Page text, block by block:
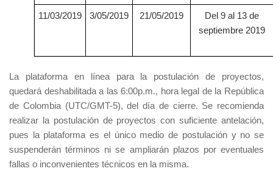
11/03/2019 3/05/2019 21/05/2019
Del 9 al 13 de
septiembre 2019
La plataforma en línea para la postulación de proyectos,
quedará deshabilitada a las 6:00p.m., hora legal de la República
de Colombia (UTC/GMT-5), del día de cierre. Se recomienda
realizar la postulación de proyectos con suficiente antelación,
pues la plataforma es el único medio de postulación y no se
suspenderán términos ni se ampliarán plazos por eventuales
fallas o inconvenientes técnicos en la misma.